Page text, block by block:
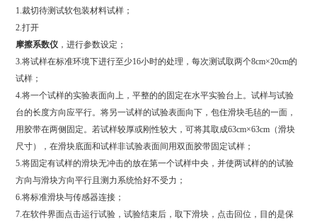
1.裁切待测试软包装材料试样；
2.打开
摩擦系数仪 ，进行参数设定；
3.将试样在标准环境下进行至少16小时的处理，每次测试取两个8cm×20cm的
试样；
4.将一个试样的实验表面向上，平整的的固定在水平实验台上。试样与试验
台的长度方向应平行。将另一试样的试验表面向下，包住滑块毛毡的一面，
用胶带在两侧固定。若试样较厚或刚性较大，可将其取成63cm×63cm（滑块
尺寸），在滑块底面和试样非试验表面间用双面胶带固定试样；
5.将固定有试样的滑块无冲击的放在第一个试样中央，并使两试样的的试验
方向与滑块方向平行且测力系统恰好不受力；
6.将标准滑块与传感器连接；
7.在软件界面点击运行试验，试验结束后，取下滑块，点击回位，目的是保